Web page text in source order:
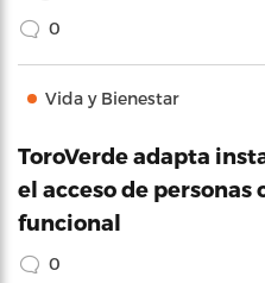
0
Vida y Bienestar
ToroVerde adapta
el acceso de personas
funcional
0